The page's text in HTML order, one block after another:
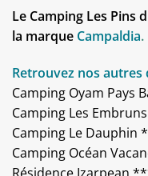
Le Camping Les Pins
la marque Campaldia.
Retrouvez nos autres
Camping Oyam Pays
Camping Les
Camping Le Dauphin
Camping Océan